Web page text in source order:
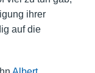
ihrer
auf die